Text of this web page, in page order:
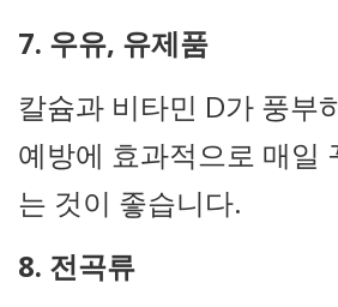
7. 우유, 유제품
칼슘과 비타민 D가 풍부
예방에 효과적으로 매일
는 것이 좋습니다.
8. 전곡류